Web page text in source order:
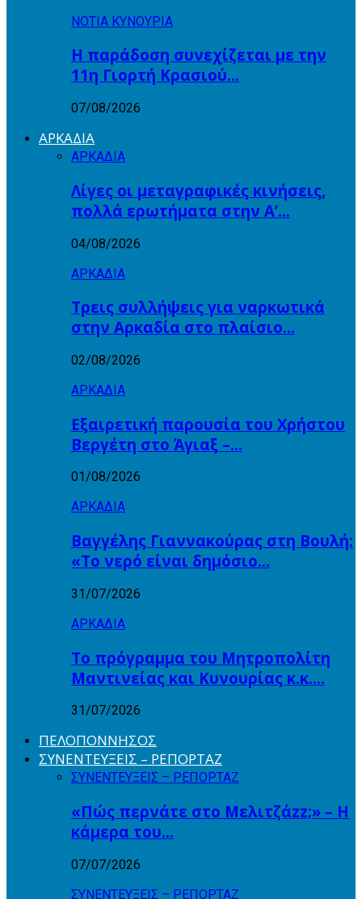
ΝΟΤΙΑ ΚΥΝΟΥΡΙΑ
Η παράδοση συνεχίζεται με την
11η Γιορτή Κρασιού…
07/08/2026
ΑΡΚΑΔΙΑ
ΑΡΚΑΔΙΑ
Λίγες οι μεταγραφικές κινήσεις,
πολλά ερωτήματα στην Α’…
04/08/2026
ΑΡΚΑΔΙΑ
Τρεις συλλήψεις για ναρκωτικά
στην Αρκαδία στο πλαίσιο…
02/08/2026
ΑΡΚΑΔΙΑ
Εξαιρετική παρουσία του Χρήστου
Βεργέτη στο Άγιαξ –…
01/08/2026
ΑΡΚΑΔΙΑ
Βαγγέλης Γιαννακούρας στη Βουλή:
«Το νερό είναι δημόσιο…
31/07/2026
ΑΡΚΑΔΙΑ
Το πρόγραμμα του Μητροπολίτη
Μαντινείας και Κυνουρίας κ.κ….
31/07/2026
ΠΕΛΟΠΟΝΝΗΣΟΣ
ΣΥΝΕΝΤΕΥΞΕΙΣ – ΡΕΠΟΡΤΑΖ
ΣΥΝΕΝΤΕΥΞΕΙΣ – ΡΕΠΟΡΤΑΖ
«Πώς περνάτε στο Μελιτζάzz;» – Η
κάμερα του…
07/07/2026
ΣΥΝΕΝΤΕΥΞΕΙΣ – ΡΕΠΟΡΤΑΖ